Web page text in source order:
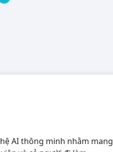
AI thông minh nhằm mang